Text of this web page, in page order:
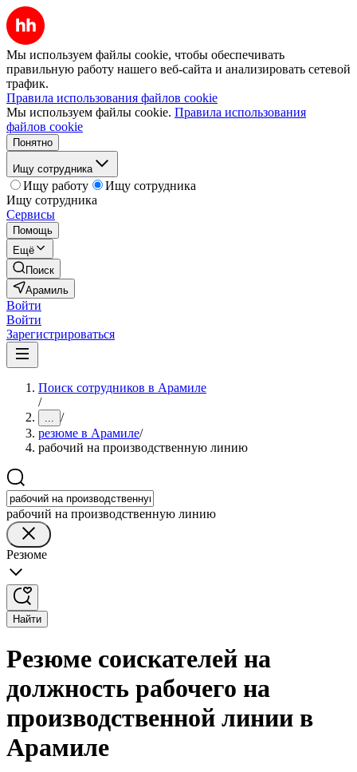
Мы используем файлы cookie, чтобы обеспечивать
правильную работу нашего веб-сайта и анализировать сетевой
трафик.
Правила использования файлов cookie
Мы используем файлы cookie. Правила использования
файлов cookie
Понятно
Ищу сотрудника
Ищу работу
Ищу сотрудника
Ищу сотрудника
Сервисы
Помощь
Ещё
Поиск
Арамиль
Войти
Войти
Зарегистрироваться
Поиск сотрудников в Арамиле
/
... /
резюме в Арамиле/
рабочий на производственную линию
рабочий на производственную линию
Резюме
Найти
Резюме соискателей на
должность рабочего на
производственной линии в
Арамиле